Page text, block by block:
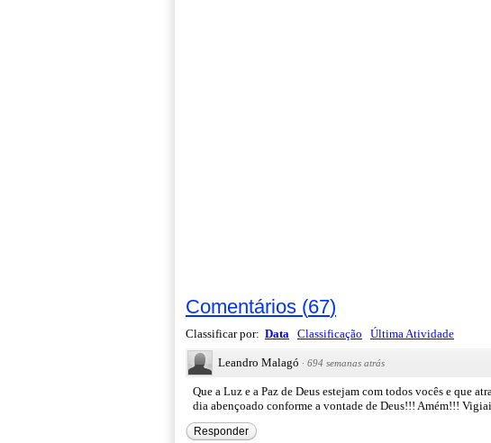
Comentários (67)
Classificar por: Data Classificação Última Atividade
Leandro Malagó · 694 semanas atrás
Que a Luz e a Paz de Deus estejam com todos vocês e que
dia abençoado conforme a vontade de Deus!!! Amém!!!
Responder